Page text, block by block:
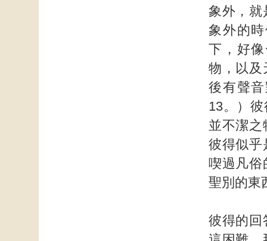
象外，就
象外的
下，好
物，以及
後有聲
13。）
並不潔之
彼得似乎
喫過凡俗
聖別的東
彼得的回